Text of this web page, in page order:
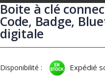
Boite à clé
Code, Badge,
digitale
Disponibilité : Expédié